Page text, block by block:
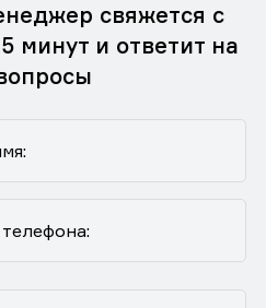
свяжется с
минут и ответит на